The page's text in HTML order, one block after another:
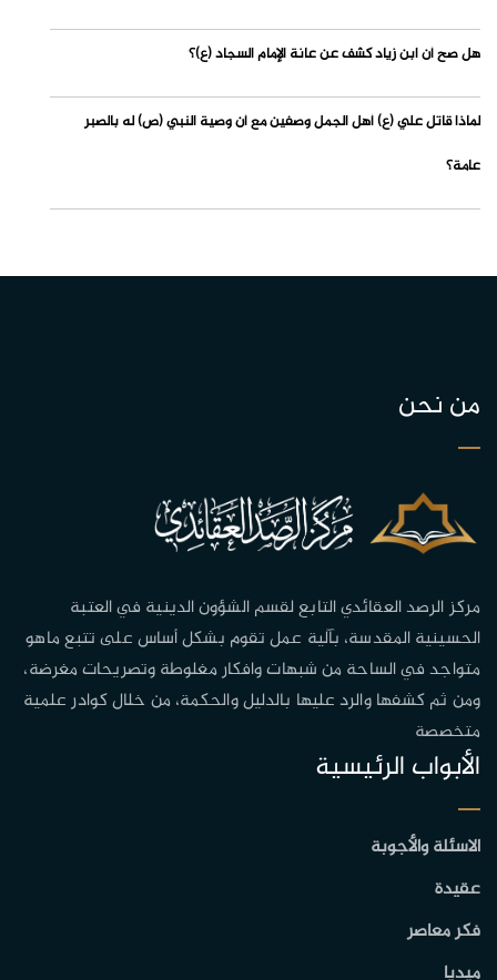
هل صح أن ابن زياد كشف عن عانة الإمام السجاد (ع)؟
لماذا قاتل علي (ع) أهل الجمل وصفين مع أن وصية النبي (ص) له بالصبر
عامة؟
من نحن
مركز الرصد العقائدي التابع لقسم الشؤون الدينية في العتبة
الحسينية المقدسة، بآلية عمل تقوم بشكل أساس على تتبع ماهو
متواجد في الساحة من شبهات وافكار مغلوطة وتصريحات مغرضة،
ومن ثم كشفها والرد عليها بالدليل والحكمة، من خلال كوادر علمية
متخصصة
الأبواب الرئيسية
الاسئلة والأجوبة
عقيدة
فكر معاصر
ميديا